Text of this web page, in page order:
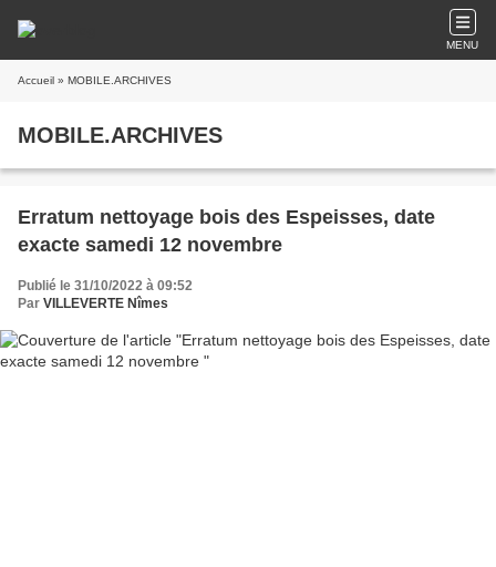
MENU
Accueil » MOBILE.ARCHIVES
MOBILE.ARCHIVES
Erratum nettoyage bois des Espeisses, date
exacte samedi 12 novembre
Publié le 31/10/2022 à 09:52
Par VILLEVERTE Nîmes